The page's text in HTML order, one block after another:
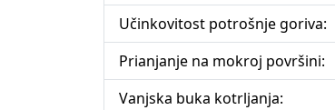
Učinkovitost potrošnje goriva:
Prianjanje na mokroj površini:
Vanjska buka kotrljanja: